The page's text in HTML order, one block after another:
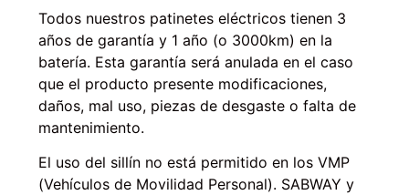
Todos nuestros patinetes eléctricos tienen 3
años de garantía y 1 año (o 3000km) en la
batería. Esta garantía será anulada en el caso
que el producto presente modificaciones,
daños, mal uso, piezas de desgaste o falta de
mantenimiento.
El uso del sillín no está permitido en los VMP
(Vehículos de Movilidad Personal). SABWAY y